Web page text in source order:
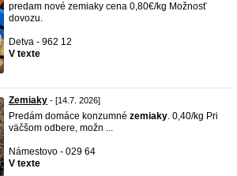
predam nové zemiaky cena 0,80€/kg Možnosť
dovozu.
Detva - 962 12
V texte
Zemiaky - [14.7. 2026]
Predám domáce konzumné zemiaky. 0,40/kg Pri
väčšom odbere, možn ...
Námestovo - 029 64
V texte